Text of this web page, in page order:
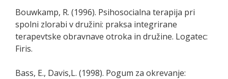
Bouwkamp, R. (1996). Psihosocialna terapija pri
spolni zlorabi v družini: praksa integrirane
terapevtske obravnave otroka in družine. Logatec:
Firis.
Bass, E., Davis,L. (1998). Pogum za okrevanje: